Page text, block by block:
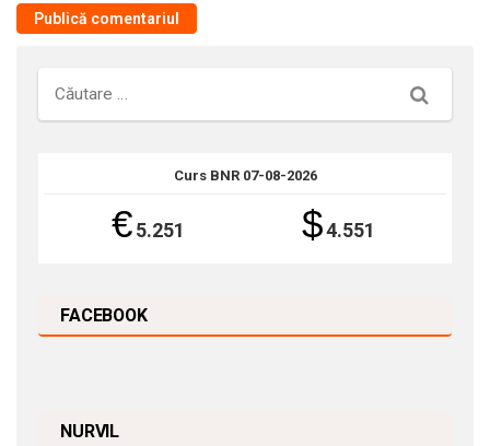
Căutare
Curs BNR 07-08-2026
€5.251 $4.551
FACEBOOK
NURVIL